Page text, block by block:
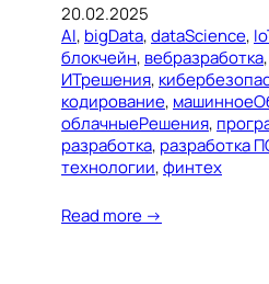
20.02.2025
AI, bigData, dataScience,
блокчейн, вебразработка,
ИТрешения,
кодирование,
облачныеРешения,
разработка, разработка
технологии, финтех
Read more →